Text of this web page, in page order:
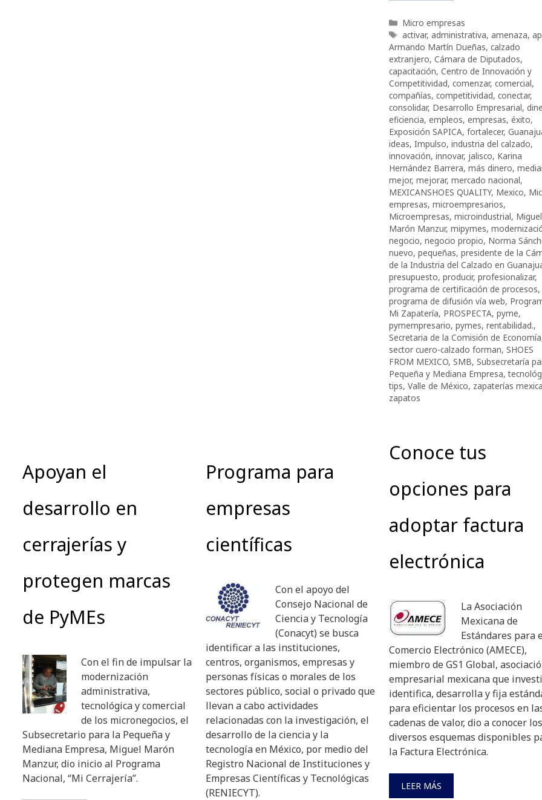
Categorías
Micro empresas
Etiquetas
activar, administrativa, amenaza,
Armando Martín Dueñas, calzado
extranjero, Cámara de Diputados,
capacitación, Centro de Innovación y
Competitividad, comenzar, comercial,
compañías, competitividad, conectar,
consolidar, Desarrollo Empresarial,
eficiencia, empleos, empresas, éxito,
Exposición SAPICA, fortalecer,
ideas, Impulso, industria del calzado,
innovación, innovar, jalisco, Karina
Hernández Barrera, más dinero,
mejor, mejorar, mercado nacional,
MEXICANSHOES QUALITY, Mexico,
empresas, microempresarios,
Microempresas, microindustrial, Miguel
Marón Manzur, mipymes,
negocio, negocio propio, Norma
nuevo, pequeñas, presidente de la
de la Industria del Calzado en
presupuesto, producir, profesionalizar,
programa de certificación de procesos,
programa de difusión vía web,
Mi Zapatería, PROSPECTA, pyme,
pymempresario, pymes, rentabilidad.,
Secretaria de la Comisión de Economía
sector cuero-calzado forman, SHOES
FROM MEXICO, SMB, Subsecretaría
Pequeña y Mediana Empresa,
tips, Valle de México, zapaterías
zapatos
Apoyan el
desarrollo en
cerrajerías y
protegen marcas
de PyMEs
Con el fin de impulsar la
modernización
administrativa,
tecnológica y comercial
de los micronegocios, el
Subsecretario para la Pequeña y
Mediana Empresa, Miguel Marón
Manzur, dio inicio al Programa
Nacional, “Mi Cerrajería”.
Programa para
empresas
científicas
Con el apoyo del
Consejo Nacional de
Ciencia y Tecnología
(Conacyt) se busca
identificar a las instituciones,
centros, organismos, empresas y
personas físicas o morales de los
sectores público, social o privado que
llevan a cabo actividades
relacionadas con la investigación, el
desarrollo de la ciencia y la
tecnología en México, por medio del
Registro Nacional de Instituciones y
Empresas Científicas y Tecnológicas
(RENIECYT).
Conoce tus
opciones para
adoptar factura
electrónica
La Asociación
Mexicana de
Estándares para
Comercio Electrónico (AMECE),
miembro de GS1 Global,
empresarial mexicana que
identifica, desarrolla y fija
para eficientar los procesos en
cadenas de valor, dio a conocer los
diversos esquemas disponibles
la Factura Electrónica.
LEER MÁS